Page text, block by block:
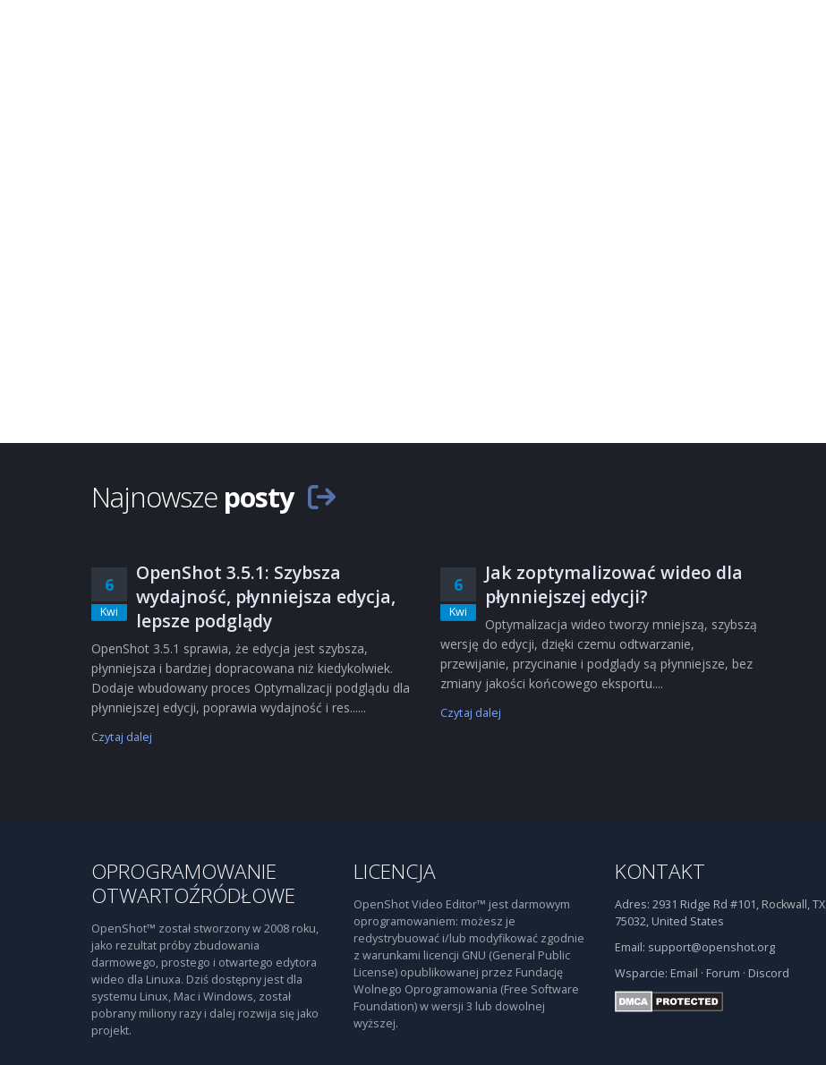
Najnowsze posty
6
Kwi
OpenShot 3.5.1: Szybsza
wydajność, płynniejsza edycja,
lepsze podglądy
OpenShot 3.5.1 sprawia, że edycja jest szybsza,
płynniejsza i bardziej dopracowana niż kiedykolwiek.
Dodaje wbudowany proces Optymalizacji podglądu dla
płynniejszej edycji, poprawia wydajność i res......
Czytaj dalej
6
Kwi
Jak zoptymalizować wideo dla
płynniejszej edycji?
Optymalizacja wideo tworzy mniejszą, szybszą
wersję do edycji, dzięki czemu odtwarzanie,
przewijanie, przycinanie i podglądy są płynniejsze, bez
zmiany jakości końcowego eksportu....
Czytaj dalej
OPROGRAMOWANIE
OTWARTOŹRÓDŁOWE
OpenShot™ został stworzony w 2008 roku,
jako rezultat próby zbudowania
darmowego, prostego i otwartego edytora
wideo dla Linuxa. Dziś dostępny jest dla
systemu Linux, Mac i Windows, został
pobrany miliony razy i dalej rozwija się jako
projekt.
LICENCJA
OpenShot Video Editor™ jest darmowym
oprogramowaniem: możesz je
redystrybuować i/lub modyfikować zgodnie
z warunkami licencji GNU (General Public
License) opublikowanej przez Fundację
Wolnego Oprogramowania (Free Software
Foundation) w wersji 3 lub dowolnej
wyższej.
KONTAKT
Adres: 2931 Ridge Rd #101, Rockwall, TX
75032, United States
Email: support@openshot.org
Wsparcie: Email · Forum · Discord